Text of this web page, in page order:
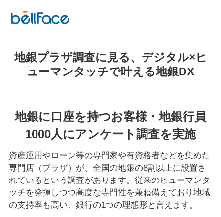
地銀プラザ調査に見る、デジタル×ヒ
ューマンタッチで叶える地銀DX
地銀に口座を持つお客様・地銀行員
1000人にアンケート調査を実施
資産運用やローン等の専門家や有資格者などを集めた
専門店（プラザ）が、全国の地銀の8割以上に設置さ
れているという調査があります。従来のヒューマンタ
ッチを発揮しつつ高度な専門性を兼ね備えており地域
の支持率も高い、銀行の1つの理想形と言えます。